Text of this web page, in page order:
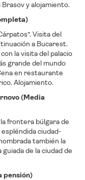
y alojamiento.
Visita del
a Bucarest.
la visita del palacio
grande del mundo
en restaurante
Alojamiento.
(Media
frontera búlgara de
ciudad-
también la
de la ciudad de
pensión)